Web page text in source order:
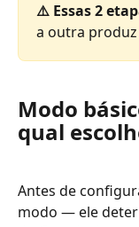
⚠️ Essas 2
a outra
Modo
qual
Antes de
modo — ele